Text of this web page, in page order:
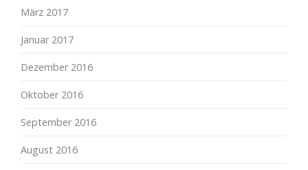
März 2017
Januar 2017
Dezember 2016
Oktober 2016
September 2016
August 2016